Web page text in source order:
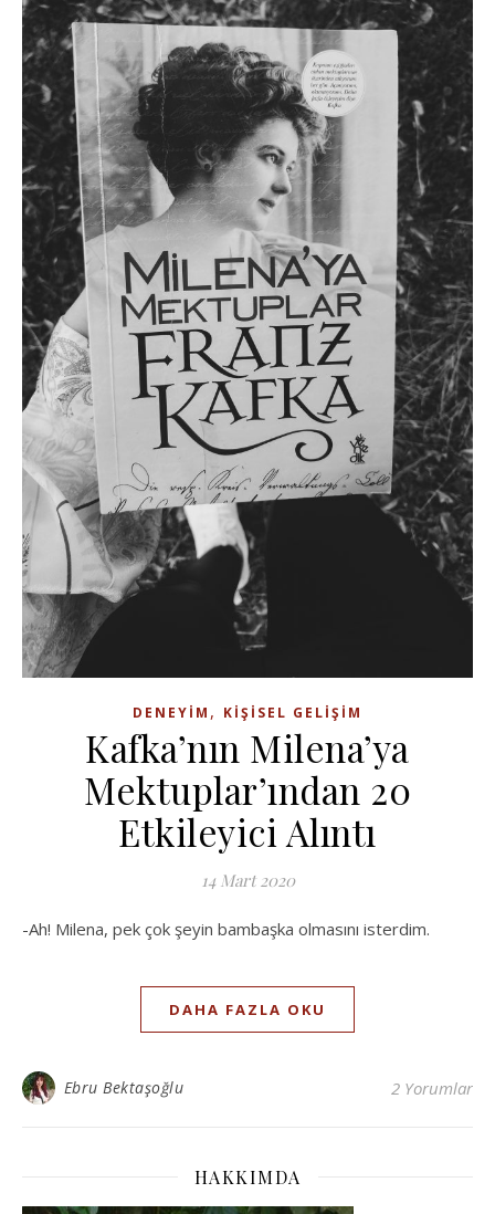
DENEYIM , KIŞISEL GELIŞIM
Kafka’nın Milena’ya
Mektuplar’ından 20
Etkileyici Alıntı
14 Mart 2020
-Ah! Milena, pek çok şeyin bambaşka olmasını isterdim.
DAHA FAZLA OKU
Ebru Bektaşoğlu 2 Yorumlar
HAKKIMDA